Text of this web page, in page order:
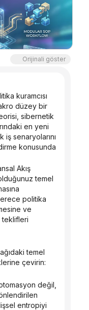
Orijinali göster
düzey bir
sibernetik
en yeni
iş senaryolarını
konusunda
temel
politika
ve
teklifleri
çevirin:
entropiyi